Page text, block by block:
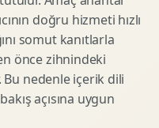
doğru hizmeti hızlı
somut kanıtlarla
önce zihnindeki
Bu nedenle içerik dili
açısına uygun